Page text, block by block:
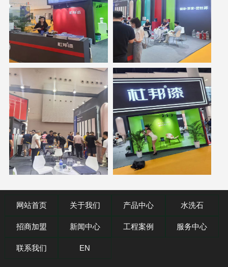
网站首页 关于我们 产品中心 水洗石
招商加盟 新闻中心 工程案例 服务中心
联系我们 EN